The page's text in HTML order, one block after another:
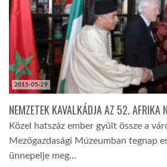
2015-05-29
NEMZETEK KAVALKÁDJA AZ 52. AFRIKA
Közel hatszáz ember gyűlt össze a
Mezőgazdasági Múzeumban tegnap
ünnepelje meg…